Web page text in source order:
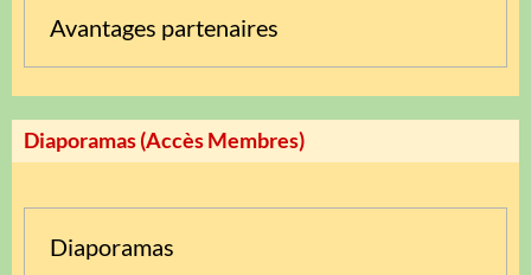
Avantages partenaires
Diaporamas (Accès Membres)
Diaporamas